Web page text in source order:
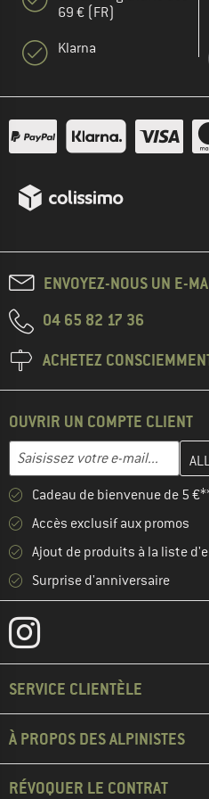
69 € (FR)
Klarna
ENVOYEZ-NOUS UN E-
04 65 82 17 36
ACHETEZ
OUVRIR UN COMPTE CLIENT
Adresse e-mail
Entrez votre adresse e-mail ici
Cadeau de bienvenue de 5
Accès exclusif aux promos
Ajout de produits à la liste
Surprise d'anniversaire
SERVICE CLIENTÈLE
À PROPOS DES ALPINISTES
RÉVOQUER LE CONTRAT